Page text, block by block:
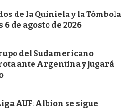
de la Quiniela y la Tómbola
de agosto de 2026
del Sudamericano
ante Argentina y jugará
AUF: Albion se sigue